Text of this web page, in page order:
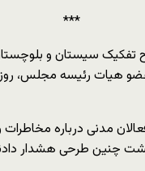
***
تفکیک سیستان و
مدنی درباره
پشت چنین طرحی هشدار